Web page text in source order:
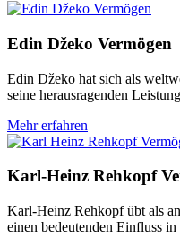
Edin Džeko Vermögen
Edin Džeko hat sich als
seine herausragenden
Mehr erfahren
Karl-Heinz Rehkopf
Karl-Heinz Rehkopf übt als
einen bedeutenden Einfluss